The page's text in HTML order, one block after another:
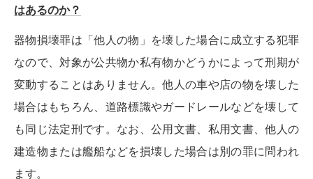
はあるのか？
器物損壊罪は「他人の物」を壊した場合に成立する犯罪
なので、対象が公共物か私有物かどうかによって刑期が
変動することはありません。他人の車や店の物を壊した
場合はもちろん、道路標識やガードレールなどを壊して
も同じ法定刑です。なお、公用文書、私用文書、他人の
建造物または艦船などを損壊した場合は別の罪に問われ
ます。